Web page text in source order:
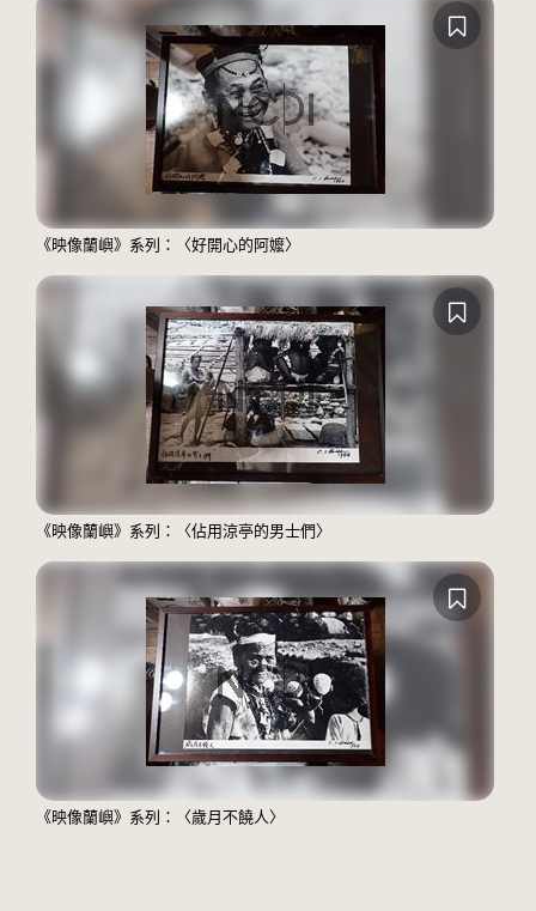
《映像蘭嶼》系列：〈好開心的阿嬤〉
《映像蘭嶼》系列：〈佔用涼亭的男士們〉
《映像蘭嶼》系列：〈歲月不饒人〉